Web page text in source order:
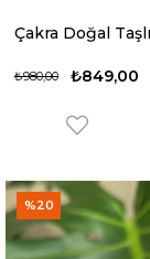
₺849,00
₺980,00
%20